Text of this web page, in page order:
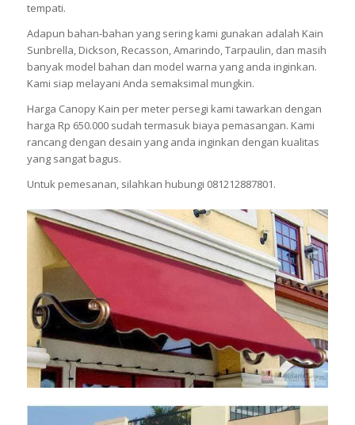
tempati.
Adapun bahan-bahan yang sering kami gunakan adalah Kain
Sunbrella, Dickson, Recasson, Amarindo, Tarpaulin, dan masih
banyak model bahan dan model warna yang anda inginkan.
Kami siap melayani Anda semaksimal mungkin.
Harga Canopy Kain per meter persegi kami tawarkan dengan
harga Rp 650.000 sudah termasuk biaya pemasangan. Kami
rancang dengan desain yang anda inginkan dengan kualitas
yang sangat bagus.
Untuk pemesanan, silahkan hubungi 081212887801.